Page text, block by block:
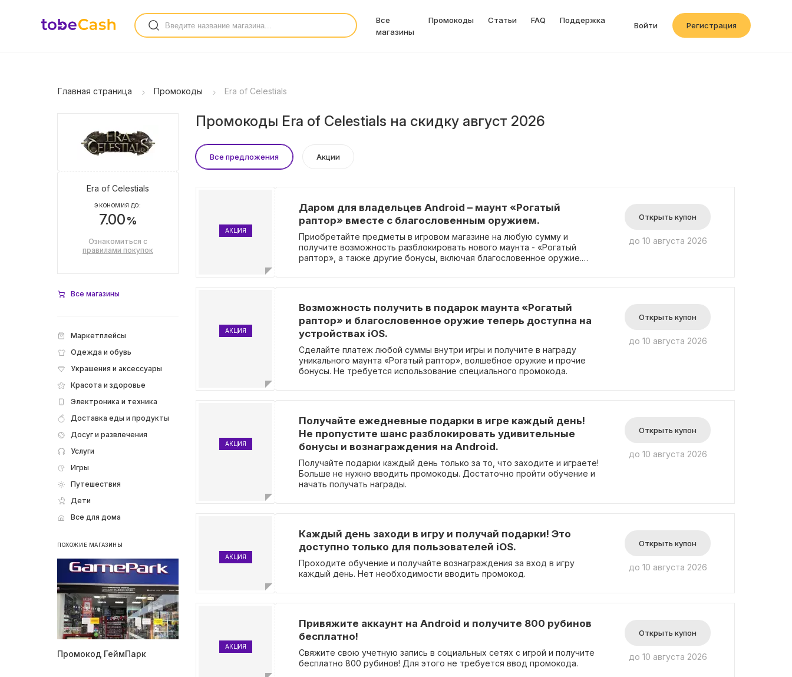
Все
магазины
Промокоды Статьи FAQ Поддержка
Войти Регистрация
Главная страница Промокоды Era of Celestials
Era of Celestials
ЭКОНОМИЯ ДО:
7.00%
Ознакомиться с
правилами покупок
Все магазины
Маркетплейсы
Одежда и обувь
Украшения и аксессуары
Красота и здоровье
Электроника и техника
Доставка еды и продукты
Досуг и развлечения
Услуги
Игры
Путешествия
Дети
Все для дома
ПОХОЖИЕ МАГАЗИНЫ
Промокод ГеймПарк
Промокоды Era of Celestials на скидку август 2026
Все предложения Акции
АКЦИЯ
Даром для владельцев Android – маунт «Рогатый
раптор» вместе с благословенным оружием.
Приобретайте предметы в игровом магазине на любую сумму и
получите возможность разблокировать нового маунта - «Рогатый
раптор», а также другие бонусы, включая благословенное оружие.
Открыть купон
до 10 августа 2026
АКЦИЯ
Возможность получить в подарок маунта «Рогатый
раптор» и благословенное оружие теперь доступна на
устройствах iOS.
Сделайте платеж любой суммы внутри игры и получите в награду
уникального маунта «Рогатый раптор», волшебное оружие и прочие
бонусы. Не требуется использование специального промокода.
Открыть купон
до 10 августа 2026
АКЦИЯ
Получайте ежедневные подарки в игре каждый день!
Не пропустите шанс разблокировать удивительные
бонусы и вознаграждения на Android.
Получайте подарки каждый день только за то, что заходите и играете!
Больше не нужно вводить промокоды. Достаточно пройти обучение и
начать получать награды.
Открыть купон
до 10 августа 2026
АКЦИЯ
Каждый день заходи в игру и получай подарки! Это
доступно только для пользователей iOS.
Проходите обучение и получайте вознаграждения за вход в игру
каждый день. Нет необходимости вводить промокод.
Открыть купон
до 10 августа 2026
АКЦИЯ
Привяжите аккаунт на Android и получите 800 рубинов
бесплатно!
Свяжите свою учетную запись в социальных сетях с игрой и получите
бесплатно 800 рубинов! Для этого не требуется ввод промокода.
Открыть купон
до 10 августа 2026